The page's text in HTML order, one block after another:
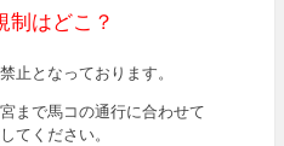
制はどこ？
止となっております。
まで馬コの通行に合わせて
てください。